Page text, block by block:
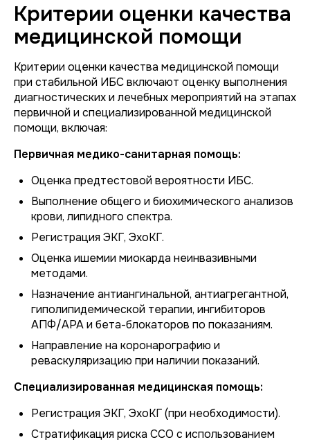
Критерии оценки качества
медицинской помощи
Критерии оценки качества медицинской помощи
при стабильной ИБС включают оценку выполнения
диагностических и лечебных мероприятий на этапах
первичной и специализированной медицинской
помощи, включая:
Первичная медико-санитарная помощь:
Оценка предтестовой вероятности ИБС.
Выполнение общего и биохимического анализов
крови, липидного спектра.
Регистрация ЭКГ, ЭхоКГ.
Оценка ишемии миокарда неинвазивными
методами.
Назначение антиангинальной, антиагрегантной,
гиполипидемической терапии, ингибиторов
АПФ/АРА и бета-блокаторов по показаниям.
Направление на коронарографию и
реваскуляризацию при наличии показаний.
Специализированная медицинская помощь:
Регистрация ЭКГ, ЭхоКГ (при необходимости).
Стратификация риска ССО с использованием